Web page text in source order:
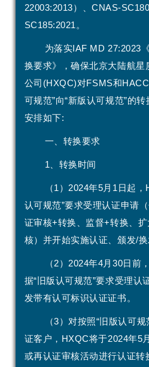
22003:2013）、CNAS-
SC185:2021。
为落实IAF MD 27:2023
换要求》，确保北京大陆航星
公司(HXQC)对FSMS和
可规范”向“新版认可规范”的
安排如下:
一、转换要求
1、转换时间
（1）2024年5月1日起
认可规范”要求受理认证申请
证审核+转换、监督+转换、
核）并开始实施认证、颁发/换
（2）2024年4月30日前
据“旧版认可规范”要求受理认
发带有认可标识认证证书。
（3）对按照“旧版认可
证客户，HXQC将于2024年5
或再认证审核活动进行认证转